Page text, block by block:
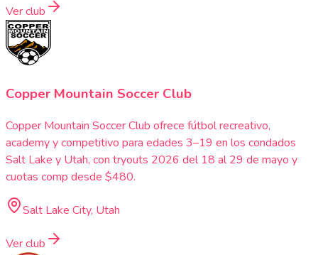
Ver club
Copper Mountain Soccer Club
Copper Mountain Soccer Club ofrece fútbol recreativo,
academy y competitivo para edades 3–19 en los condados
Salt Lake y Utah, con tryouts 2026 del 18 al 29 de mayo y
cuotas comp desde $480.
Salt Lake City, Utah
Ver club